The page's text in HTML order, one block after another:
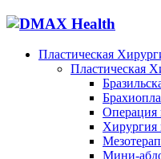
Пластическая
Пластическая
Операция
Хирургия
Мини-